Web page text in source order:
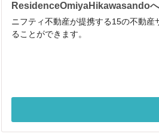
ResidenceOmiyaHikawasando
ニフティ不動産が提携する15の不動
ることができます。